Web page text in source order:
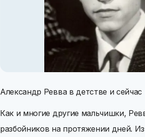
Александр Ревва в детстве и сейчас
Как и многие другие мальчишки,
разбойников на протяжении дней.